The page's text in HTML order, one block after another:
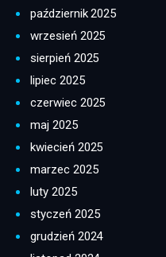
październik 2025
wrzesień 2025
sierpień 2025
lipiec 2025
czerwiec 2025
maj 2025
kwiecień 2025
marzec 2025
luty 2025
styczeń 2025
grudzień 2024